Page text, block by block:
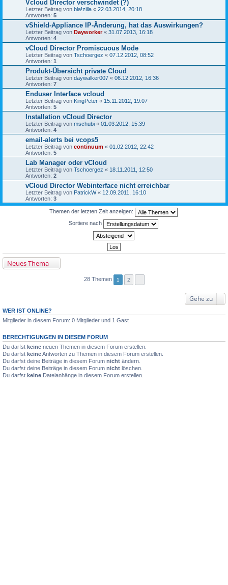
Vcloud Director verschwindet (?)
Letzter Beitrag von bla!zilla « 22.03.2014, 20:18
Antworten: 5
vShield-Appliance IP-Änderung, hat das Auswirkungen?
Letzter Beitrag von Dayworker« 31.07.2013, 16:18
Antworten: 4
vCloud Director Promiscuous Mode
Letzter Beitrag von Tschoergez « 07.12.2012, 08:52
Antworten: 1
Produkt-Übersicht private Cloud
Letzter Beitrag von daywalker007 « 06.12.2012, 16:36
Antworten: 7
Enduser Interface vcloud
Letzter Beitrag von KingPeter « 15.11.2012, 19:07
Antworten: 5
Installation vCloud Director
Letzter Beitrag von mschubi « 01.03.2012, 15:39
Antworten: 4
email-alerts bei vcops5
Letzter Beitrag von continuum « 01.02.2012, 22:42
Antworten: 5
Lab Manager oder vCloud
Letzter Beitrag von Tschoergez « 18.11.2011, 12:50
Antworten: 2
vCloud Director Webinterface nicht erreichbar
Letzter Beitrag von PatrickW« 12.09.2011, 16:10
Antworten: 3
Themen der letzten Zeit anzeigen:
Sortiere nach
Neues Thema
28 Themen 1 2
Gehe zu
WER IST ONLINE?
Mitglieder in diesem Forum: 0 Mitglieder und 1 Gast
BERECHTIGUNGEN IN DIESEM FORUM
Du darfst keine neuen Themen in diesem Forum erstellen.
Du darfst keineAntworten zu Themen in diesem Forum erstellen.
Du darfst deine Beiträge in diesem Forum nicht ändern.
Du darfst deine Beiträge in diesem Forum nicht löschen.
Du darfst keine Dateianhänge in diesem Forum erstellen.